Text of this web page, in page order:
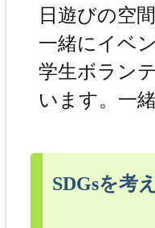
日遊びの空
一緒にイベ
学生ボラン
います。一
SDGsを考